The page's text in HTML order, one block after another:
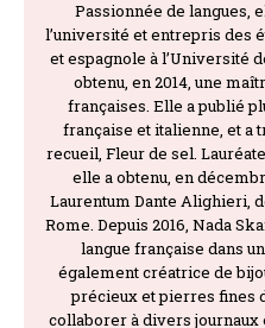
Passionnée de langues,
l’université et entrepris des
et espagnole à l’Université
obtenu, en 2014, une
françaises. Elle a publié
française et italienne, et a
recueil, Fleur de sel.
elle a obtenu, en
Laurentum Dante Alighieri,
Rome. Depuis 2016, Nada
langue française dans
également créatrice de
précieux et pierres fines
collaborer à divers